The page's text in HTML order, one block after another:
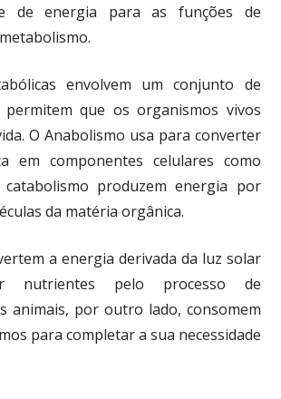
de energia para as funções de
envolvem um conjunto de
permitem que os organismos vivos
O Anabolismo usa para converter
em componentes celulares como
produzem energia por
da matéria orgânica.
a energia derivada da luz solar
nutrientes pelo processo de
animais, por outro lado, consomem
para completar a sua necessidade